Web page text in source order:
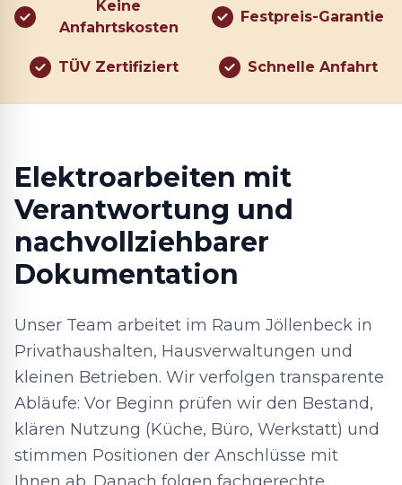
Keine
Anfahrtskosten
Festpreis-Garantie
TÜV Zertifiziert Schnelle Anfahrt
Elektroarbeiten mit
Verantwortung und
nachvollziehbarer
Dokumentation
Unser Team arbeitet im Raum Jöllenbeck in
Privathaushalten, Hausverwaltungen und
kleinen Betrieben. Wir verfolgen transparente
Abläufe: Vor Beginn prüfen wir den Bestand,
klären Nutzung (Küche, Büro, Werkstatt) und
stimmen Positionen der Anschlüsse mit